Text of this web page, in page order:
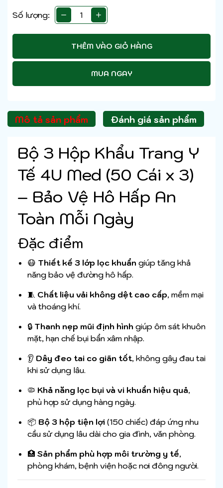
Số lượng:
THÊM VÀO GIỎ HÀNG
MUA NGAY
Mô tả sản phẩm Đánh giá sản phẩm
Bộ 3 Hộp Khẩu Trang Y
Tế 4U Med (50 Cái x 3)
– Bảo Vệ Hô Hấp An
Toàn Mỗi Ngày
Đặc điểm
😷 Thiết kế 3 lớp lọc khuẩn giúp tăng khả
năng bảo vệ đường hô hấp.
🧵 Chất liệu vải không dệt cao cấp, mềm mại
và thoáng khí.
🔒 Thanh nẹp mũi định hình giúp ôm sát khuôn
mặt, hạn chế bụi bẩn xâm nhập.
👂 Dây đeo tai co giãn tốt, không gây đau tai
khi sử dụng lâu.
🦠 Khả năng lọc bụi và vi khuẩn hiệu quả,
phù hợp sử dụng hàng ngày.
📦 Bộ 3 hộp tiện lợi (150 chiếc) đáp ứng nhu
cầu sử dụng lâu dài cho gia đình, văn phòng.
🏥 Sản phẩm phù hợp môi trường y tế,
phòng khám, bệnh viện hoặc nơi đông người.